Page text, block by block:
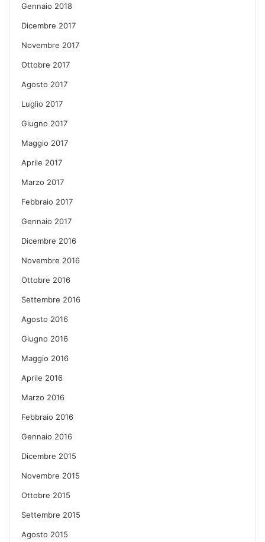
Gennaio 2018
Dicembre 2017
Novembre 2017
Ottobre 2017
Agosto 2017
Luglio 2017
Giugno 2017
Maggio 2017
Aprile 2017
Marzo 2017
Febbraio 2017
Gennaio 2017
Dicembre 2016
Novembre 2016
Ottobre 2016
Settembre 2016
Agosto 2016
Giugno 2016
Maggio 2016
Aprile 2016
Marzo 2016
Febbraio 2016
Gennaio 2016
Dicembre 2015
Novembre 2015
Ottobre 2015
Settembre 2015
Agosto 2015